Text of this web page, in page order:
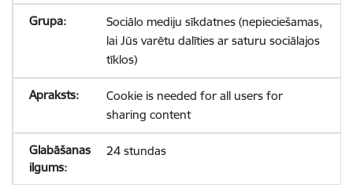
Sociālo mediju sīkdatnes (nepieciešamas,
lai Jūs varētu dalīties ar saturu sociālajos
tīklos)
Cookie is needed for all users for
sharing content
24 stundas